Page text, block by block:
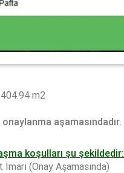
m2
aşamasındadır.
koşulları şu şekildedir:
İmarı (Onay Aşamasında)